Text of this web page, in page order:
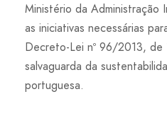
Ministério da Administração
as iniciativas necessárias
Decreto-Lei nº 96/2013, de
salvaguarda da
portuguesa.